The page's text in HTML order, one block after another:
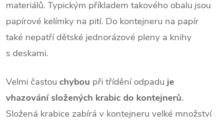
materiálů. Typickým příkladem takového obalu jsou
papírové kelímky na pití. Do kontejneru na papír
také nepatří dětské jednorázové pleny a knihy
s deskami.
Velmi častou chybou při třídění odpadu je
vhazování složených krabic do kontejnerů.
Složená krabice zabírá v kontejneru velké množství